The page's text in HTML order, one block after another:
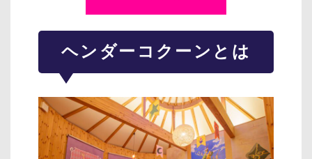
ヘンダーコクーンとは